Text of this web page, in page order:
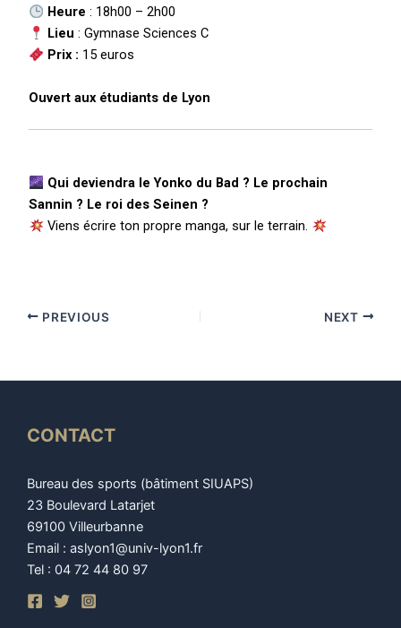
Heure : 18h00 – 2h00
Lieu : Gymnase Sciences C
Prix : 15 euros
Ouvert aux étudiants de Lyon
Qui deviendra le Yonko du Bad ? Le prochain
Sannin ? Le roi des Seinen ?
Viens écrire ton propre manga, sur le terrain.
PREVIOUS NEXT
CONTACT
Bureau des sports (bâtiment SIUAPS)
23 Boulevard Latarjet
69100 Villeurbanne
Email : aslyon1@univ-lyon1.fr
Tel : 04 72 44 80 97